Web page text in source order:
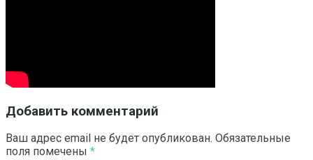
Добавить комментарий
Ваш адрес email не будет опубликован. Обязательные
поля помечены *